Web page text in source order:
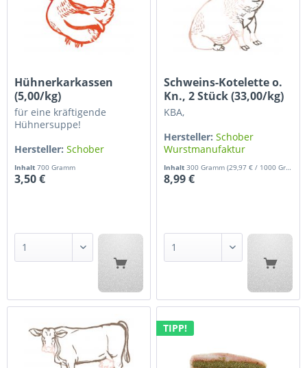
Hühnerkarkassen
(5,00/kg)
für eine kräftigende
Hühnersuppe!
Hersteller: Schober
Inhalt700 Gramm
3,50 €
Schweins-Kotelette o.
Kn., 2 Stück (33,00/kg)
KBA,
Hersteller: Schober
Wurstmanufaktur
Inhalt300 Gramm(29,97 € / 1000 Gramm)
8,99 €
TIPP!